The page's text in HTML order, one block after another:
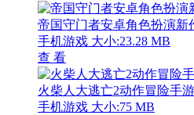
帝国守门者安卓角色扮演新
手机游戏 大小:23.28 MB
查 看
火柴人大逃亡2动作冒险手
手机游戏 大小:75 MB